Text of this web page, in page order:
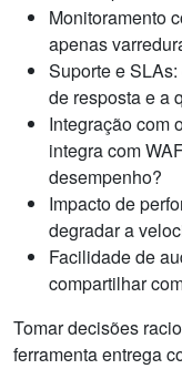
Monitoramento
apenas
Suporte e
de resposta e a
Integração com
integra com
desempenho?
Impacto de
degradar a
Facilidade de
compartilhar
Tomar decisões
ferramenta entrega